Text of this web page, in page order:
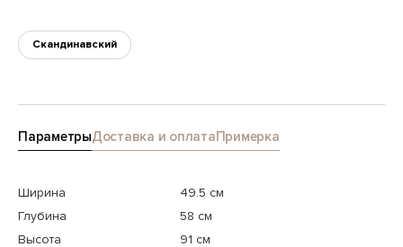
Скандинавский
ПараметрыДоставка и оплатаПримерка
Ширина
49.5 см
Глубина
58 см
Высота
91 см